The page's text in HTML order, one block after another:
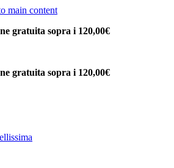
main content
gratuita sopra i 120,00€
gratuita sopra i 120,00€